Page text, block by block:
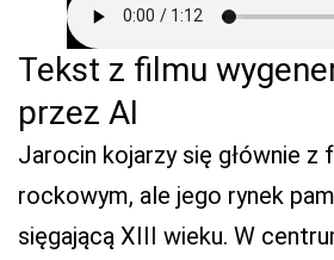
Tekst z filmu
przez AI
Jarocin kojarzy się głównie z
rockowym, ale jego rynek
sięgającą XIII wieku. W